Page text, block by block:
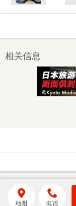
相关信息
地图 电话